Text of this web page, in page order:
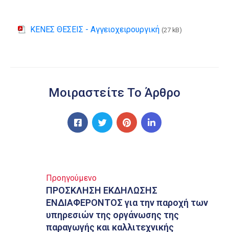
ΚΕΝΕΣ ΘΕΣΕΙΣ - Αγγειοχειρουργική (27 kB)
Μοιραστείτε Το Άρθρο
Προηγούμενο
ΠΡΟΣΚΛΗΣΗ ΕΚΔΗΛΩΣΗΣ
ΕΝΔΙΑΦΕΡΟΝΤΟΣ για την παροχή των
υπηρεσιών της οργάνωσης της
παραγωγής και καλλιτεχνικής